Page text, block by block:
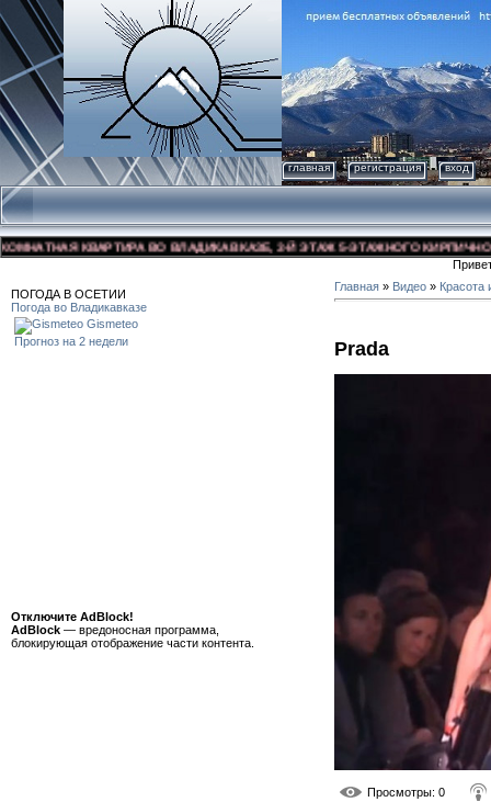
главная регистрация вход
КВАРТИРА ВО ВЛАДИКАВКАЗЕ, 3-Й ЭТАЖ 5-ЭТАЖНОГО КИРПИЧНОГО
ПОГОДА В ОСЕТИИ
Погода во Владикавказе
Gismeteo
Прогноз на 2 недели
Отключите AdBlock!
AdBlock — вредоносная программа,
блокирующая отображение части контента.
Главная » Видео » Красота
Prada
Просмотры: 0